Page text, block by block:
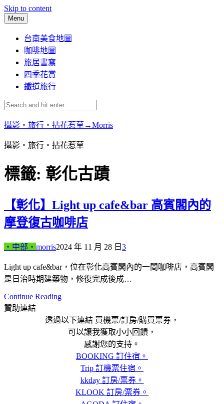
Skip to content
Menu
台南美食地圖
咖啡地圖
旅居書寫
四季花賞
鐵道旅行
攝影‧旅行‧拈花惹草→Morris
攝影‧旅行‧拈花惹草
標籤: 彰化古蹟
【彰化】Light up cafe&bar 高賓閣內的
摩登復古咖啡店
‧中部‧ morris2024 年 11 月 28 日 3
Light up cafe&bar，位在彰化高賓閣內的一間咖啡店，高賓閣
是日治時期建築物，修復完成後成…
Continue Reading
贊助連結
透過以下連結 買機票/訂房/購買票券，
可以讓我獲取小小回饋，
感謝您的支持。
BOOKING 訂住宿。
Trip 訂機票住宿。
kkday 訂房/票券。
KLOOK 訂房/票券。